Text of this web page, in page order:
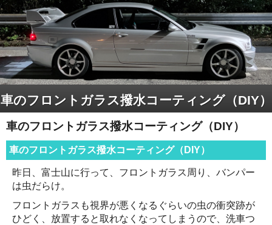
車のフロントガラス撥水コーティング（DIY）
車のフロントガラス撥水コーティング（DIY）
車のフロントガラス撥水コーティング（DIY）
昨日、富士山に行って、フロントガラス周り、バンパー
は虫だらけ。
フロントガラスも視界が悪くなるぐらいの虫の衝突跡が
ひどく、放置すると取れなくなってしまうので、洗車つ